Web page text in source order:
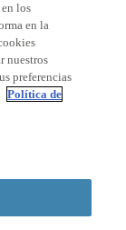
los
en la
nuestros
preferencias
Política de